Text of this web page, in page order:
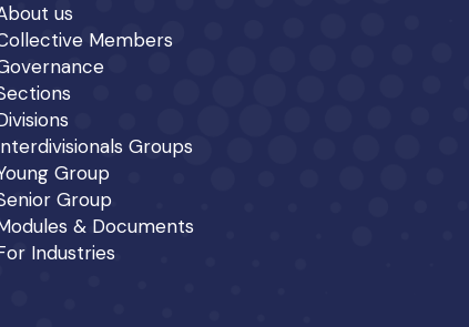
us
Members
Groups
Group
Group
& Documents
Industries